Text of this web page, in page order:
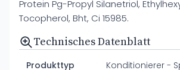
Protein Pg-Propyl Silanetriol,
Tocopherol, Bht, Ci 15985.
Technisches Datenblatt
Produkttyp Konditionierer -